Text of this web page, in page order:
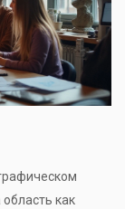
как